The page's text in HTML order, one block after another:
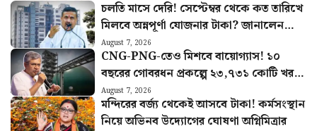
চলতি মাসে দেরি! সেপ্টেম্বর থেকে কত তারিখে
মিলবে অন্নপূর্ণা যোজনার টাকা? জানালেন
মুখ্যমন্ত্রী
August 7, 2026
CNG-PNG-তেও মিশবে বায়োগ্যাস! ১০
বছরের গোবরধন প্রকল্পে ২৩,৭৩১ কোটি খরচ
করবে কেন্দ্র
August 7, 2026
মন্দিরের বর্জ্য থেকেই আসবে টাকা! কর্মসংস্থান
নিয়ে অভিনব উদ্যোগের ঘোষণা অগ্নিমিত্রার